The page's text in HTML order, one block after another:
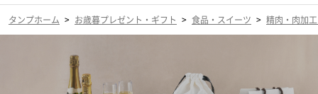
タンプホーム > お歳暮プレゼント・ギフト > 食品・スイーツ > 精肉・肉加